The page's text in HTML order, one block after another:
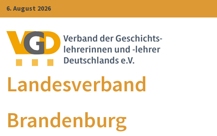
Zum
Inhalt
springen
6. August 2026
Landesverband
Brandenburg